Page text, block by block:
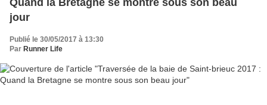
Quand la Bretagne se montre sous son beau
jour
Publié le 30/05/2017 à 13:30
Par Runner Life